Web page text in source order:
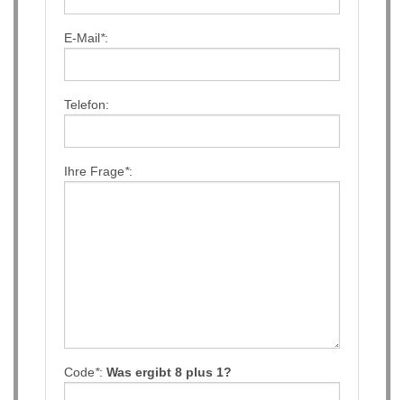
E-Mail*:
Telefon:
Ihre Frage*:
Code*: Was ergibt 8 plus 1?